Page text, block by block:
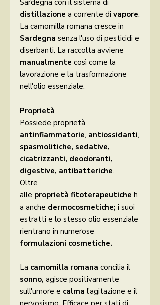
Sardegna con il sistema di
distillazione a corrente di vapore.
La camomilla romana cresce in
Sardegna senza l'uso di pesticidi e
diserbanti. La raccolta avviene
manualmente così come la
lavorazione e la trasformazione
nell'olio essenziale.
Proprietà
Possiede proprietà
antinfiammatorie, antiossidanti,
spasmolitiche, sedative,
cicatrizzanti, deodoranti,
digestive, antibatteriche.
Oltre
alle proprietà fitoterapeutiche h
a anche dermocosmetiche; i suoi
estratti e lo stesso olio essenziale
rientrano in numerose
formulazioni cosmetiche.
La camomilla romana concilia il
sonno, agisce positivamente
sull'umore e calma l'agitazione e il